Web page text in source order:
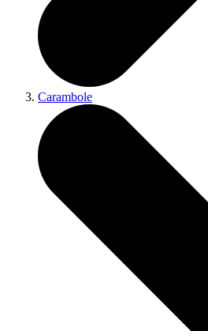
Carambole